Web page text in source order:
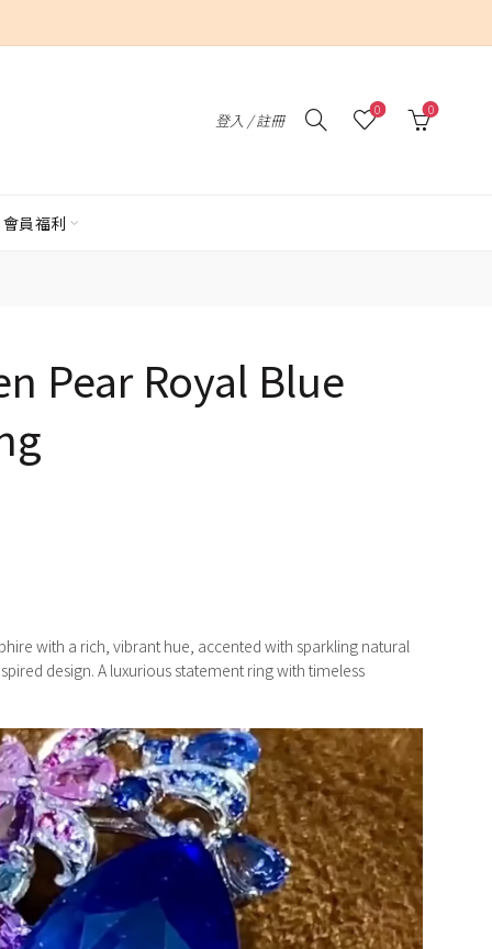
登入 / 註冊
0 0
會員福利
Pear Royal Blue
with a rich, vibrant hue, accented with sparkling natural
design. A luxurious statement ring with timeless